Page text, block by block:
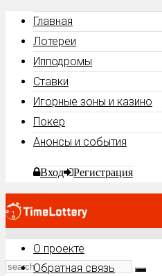
Главная
Лотереи
Ипподромы
Ставки
Игорные зоны и казино
Покер
Анонсы и события
Вход Регистрация
О проекте
Обратная связь